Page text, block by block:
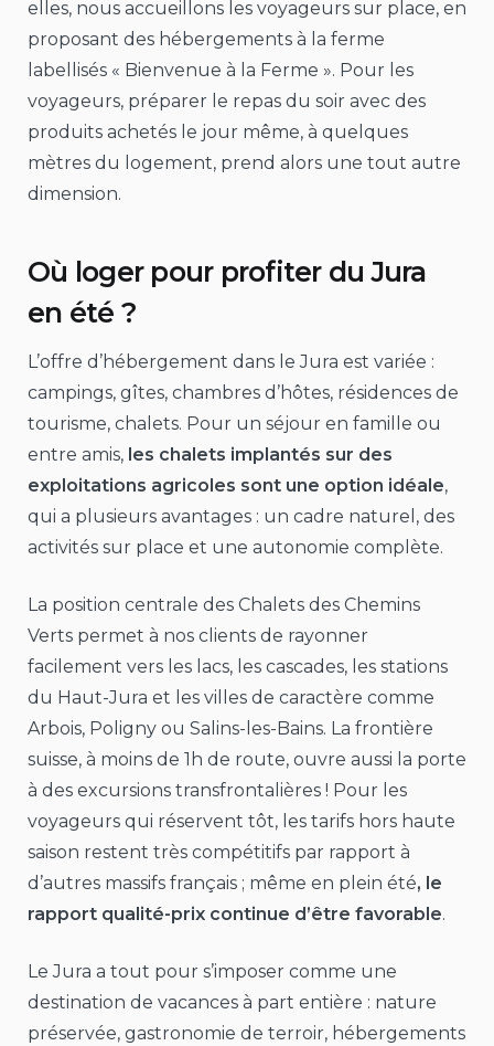
elles, nous accueillons les voyageurs sur place, en
proposant des hébergements à la ferme
labellisés « Bienvenue à la Ferme ». Pour les
voyageurs, préparer le repas du soir avec des
produits achetés le jour même, à quelques
mètres du logement, prend alors une tout autre
dimension.
Où loger pour profiter du Jura
en été ?
L’offre d’hébergement dans le Jura est variée :
campings, gîtes, chambres d’hôtes, résidences de
tourisme, chalets. Pour un séjour en famille ou
entre amis, les chalets implantés sur des
exploitations agricoles sont une option idéale,
qui a plusieurs avantages : un cadre naturel, des
activités sur place et une autonomie complète.
La position centrale des Chalets des Chemins
Verts permet à nos clients de rayonner
facilement vers les lacs, les cascades, les stations
du Haut-Jura et les villes de caractère comme
Arbois, Poligny ou Salins-les-Bains. La frontière
suisse, à moins de 1h de route, ouvre aussi la porte
à des excursions transfrontalières ! Pour les
voyageurs qui réservent tôt, les tarifs hors haute
saison restent très compétitifs par rapport à
d’autres massifs français ; même en plein été, le
rapport qualité-prix continue d’être favorable.
Le Jura a tout pour s’imposer comme une
destination de vacances à part entière : nature
préservée, gastronomie de terroir, hébergements